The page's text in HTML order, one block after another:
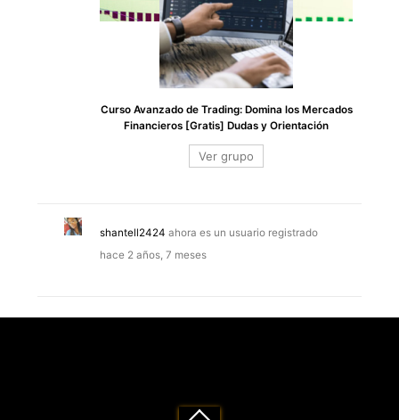
Curso Avanzado de Trading: Domina los Mercados
Financieros [Gratis] Dudas y Orientación
Ver grupo
shantell2424 ahora es un usuario registrado
hace 2 años, 7 meses